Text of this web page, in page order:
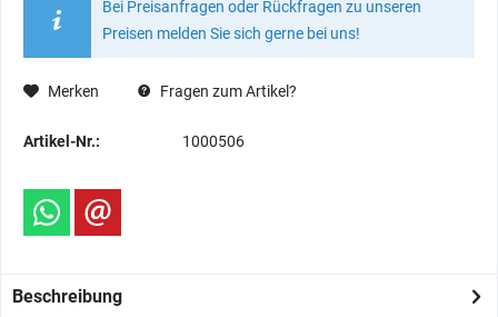
Bei Preisanfragen oder Rückfragen zu unseren
Preisen melden Sie sich gerne bei uns!
Merken Fragen zum Artikel?
Artikel-Nr.: 1000506
Beschreibung